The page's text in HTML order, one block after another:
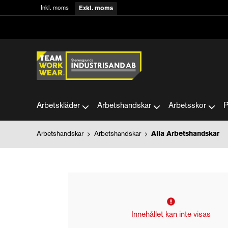
Inkl. moms Exkl. moms
Arbetskläder Arbetshandskar Arbetsskor
Arbetshandskar Arbetshandskar Alla Arbetshandskar
Innehållet kan inte visas